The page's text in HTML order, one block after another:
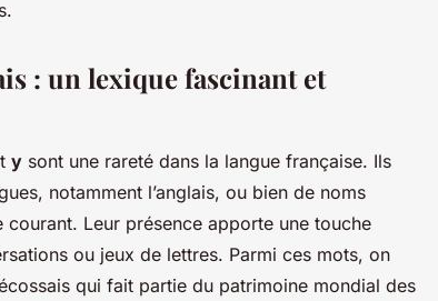
: un lexique fascinant et
y sont une rareté dans la langue française. Ils
notamment l’anglais, ou bien de noms
Leur présence apporte une touche
ou jeux de lettres. Parmi ces mots, on
qui fait partie du patrimoine mondial des